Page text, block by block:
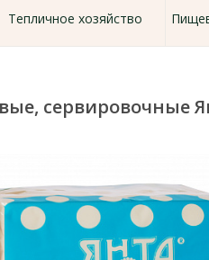
Тепличное хозяйство
сервировочные